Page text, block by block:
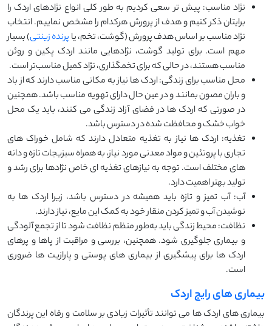
نژاد مناسب: پیش تر سعی کردیم به طور کلی انواع نژادهای اردک را
برایتان ذکر کنیم و هدف از پرورش هرکدام را مشخص نماییم. انتخاب
نژاد مناسب بر اساس هدف پرورش (گوشت، تخم، یا پرنده زینتی) بسیار
مهم است. برای تولید گوشت، نژادهایی مانند اردک پکین و روئن
مناسب هستند، در حالی که برای تخمگذاری، نژاد کمبل مناسب‌تر است.
محل مناسب برای زندگی: اردک‌ ها نیاز به مکانی مناسب دارند که از باد
و باران مصون بمانند و در عین حال دارای تهویه مناسب باشد. همچنین
در صورتی که اردک ‌ها در فضای آزاد زندگی می‌ کنند، باید یک محل
خواب خشک و محافظت ‌شده در دسترس باشد.
تغذیه: اردک ‌ها نیاز به تغذیه متعادل دارند که شامل خوراک ‌های
تجاری با پروتئین و مواد معدنی مورد نیاز، به همراه سبزیجات تازه و دانه‌
های مختلف است. توجه به نیازهای تغذیه ‌ای خاص نژادها برای رشد و
تولید بهتر اهمیت دارد.
آب: آب تمیز و تازه باید همیشه در دسترس باشد، زیرا اردک ‌ها به
نوشیدن آب و تمیز کردن منقار خود به کمک این مایع، نیاز دارند.
نظافت: محیط زندگی باید به‌طور منظم نظافت شود تا از تجمع آلودگی
و بیماری جلوگیری شود. همچنین، بررسی و مراقبت از پاها و پرهای
اردک ‌ها برای پیشگیری از بیماری‌ های پوستی و پارازیت ‌ها ضروری
است.
بیماری های رایج اردک
بیماری ‌های اردک ‌ها می ‌توانند تأثیرات زیادی بر سلامت و رفاه این پرندگان